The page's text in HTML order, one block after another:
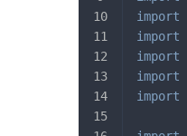
import
import
import
import
import